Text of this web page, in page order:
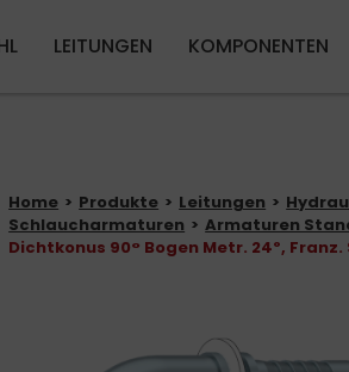
LEITUNGEN KOMPONENTEN
Home Produkte Leitungen
Schlaucharmaturen
Armaturen
Dichtkonus 90° Bogen Metr. 24º, Franz.